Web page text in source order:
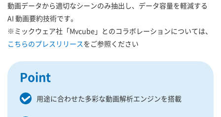
動画データから適切なシーンのみ抽出し、データ容量を軽減する
AI 動画要約技術です。
※ミックウェア社「Mvcube」とのコラボレーションについては、
こちらのプレスリリースをご参照ください
Point
用途に合わせた多彩な動画解析エンジンを搭載